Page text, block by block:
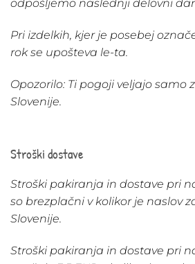
odpošljemo naslednji delovni
Pri izdelkih, kjer je posebej
rok se upošteva le-ta.
Opozorilo: Ti pogoji veljajo samo
Slovenije.
Stroški dostave
Stroški pakiranja in dostave pri
so brezplačni v kolikor je naslov
Slovenije.
Stroški pakiranja in dostave pri